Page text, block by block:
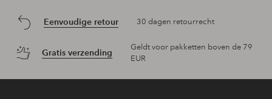
Eenvoudige retour 30 dagen retourrecht
Gratis verzending
Geldt voor pakketten boven de 79
EUR